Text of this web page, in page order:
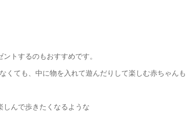
トするのもおすすめです。
くても、中に物を入れて遊んだりして楽しむ赤ちゃんも
んで歩きたくなるような